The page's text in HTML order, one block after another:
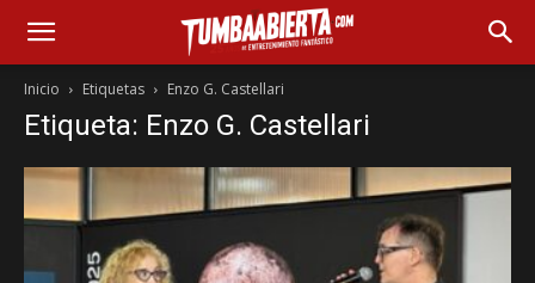
Inicio Etiquetas Enzo G. Castellari
Etiqueta: Enzo G. Castellari